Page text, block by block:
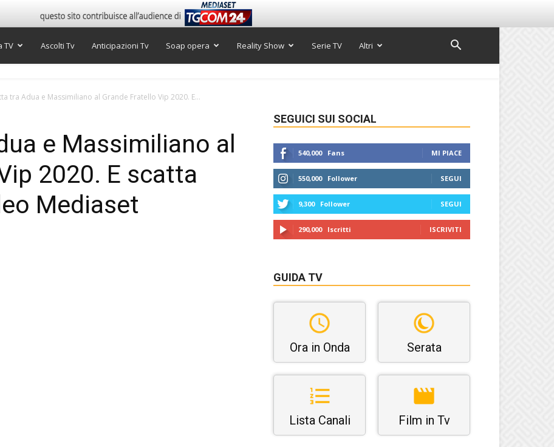
TV Ascolti Tv Anticipazioni Tv Soap opera Reality Show Serie TV Altri
tra Adua e Massimiliano al Grande Fratello Vip 2020. E...
e Massimiliano al
2020. E scatta
Mediaset
SEGUICI SUI SOCIAL
540,000 Fans MI PIACE
550,000 Follower SEGUI
9,300 Follower SEGUI
290,000 Iscritti ISCRIVITI
GUIDA TV
Ora in Onda Serata
Lista Canali Film in Tv